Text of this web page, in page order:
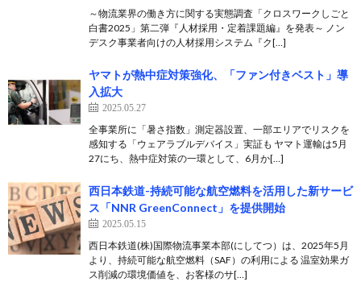
～物流業界の働き方に関する実態調査「クロスワークしごと
白書2025」第二弾『人材採用・定着課題編』を発表～ ノン
デスク事業者向けの人材採用システム『ク[…]
ヤマトが熱中症対策強化、「ファン付きベスト」導
入拡大
2025.05.27
全事業所に「暑さ指数」測定器設置、一部エリアでリスクを
感知する「ウェアラブルデバイス」実証も ヤマト運輸は5月
27にち、熱中症対策の一環として、6月か[…]
西日本鉄道-持続可能な航空燃料を活用した新サービ
ス「NNR GreenConnect」を提供開始
2025.05.15
西日本鉄道(株)国際物流事業本部(にしてつ）は、2025年5月
より、持続可能な航空燃料（SAF）の利用による 温室効果ガ
ス削減の環境価値を、お客様のサ[…]